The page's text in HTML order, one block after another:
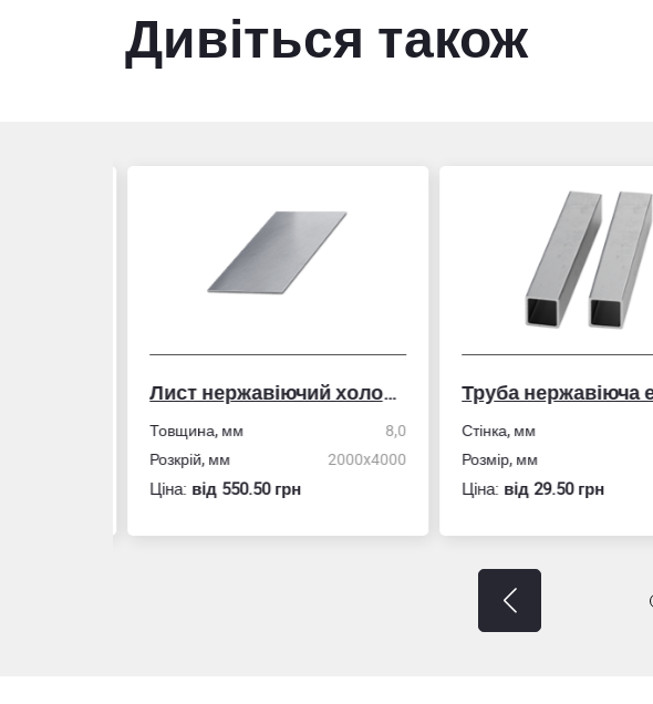
Дивіться також
Лист нержавіючий холоднокатаний
Товщина, мм
8,0
Розкрій, мм
2000x4000
Ціна: вiд 550.50 грн
Стінка, мм
Розмір, мм
Ціна: вiд 29.50 грн